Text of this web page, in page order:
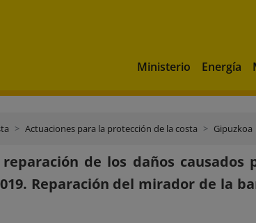
Ministerio Energía
Actuaciones para la protección de la costa Gipuzkoa
de los daños
Reparación del mirador de la